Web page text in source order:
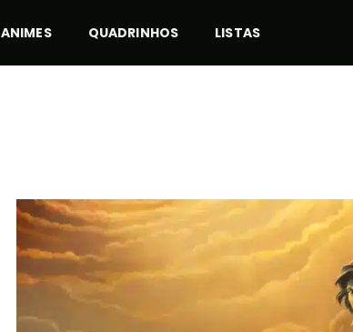
ANIMES QUADRINHOS LISTAS